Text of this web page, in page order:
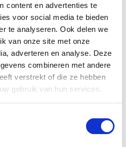
content en advertenties te
voor social media te bieden
te analyseren. Ook delen we
van onze site met onze
adverteren en analyse. Deze
combineren met andere
verstrekt of die ze hebben
gebruik van hun services.
in of rondom uw